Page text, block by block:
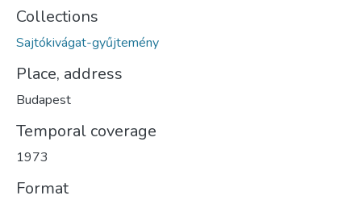
Collections
Sajtókivágat-gyűjtemény
Place, address
Budapest
Temporal coverage
1973
Format